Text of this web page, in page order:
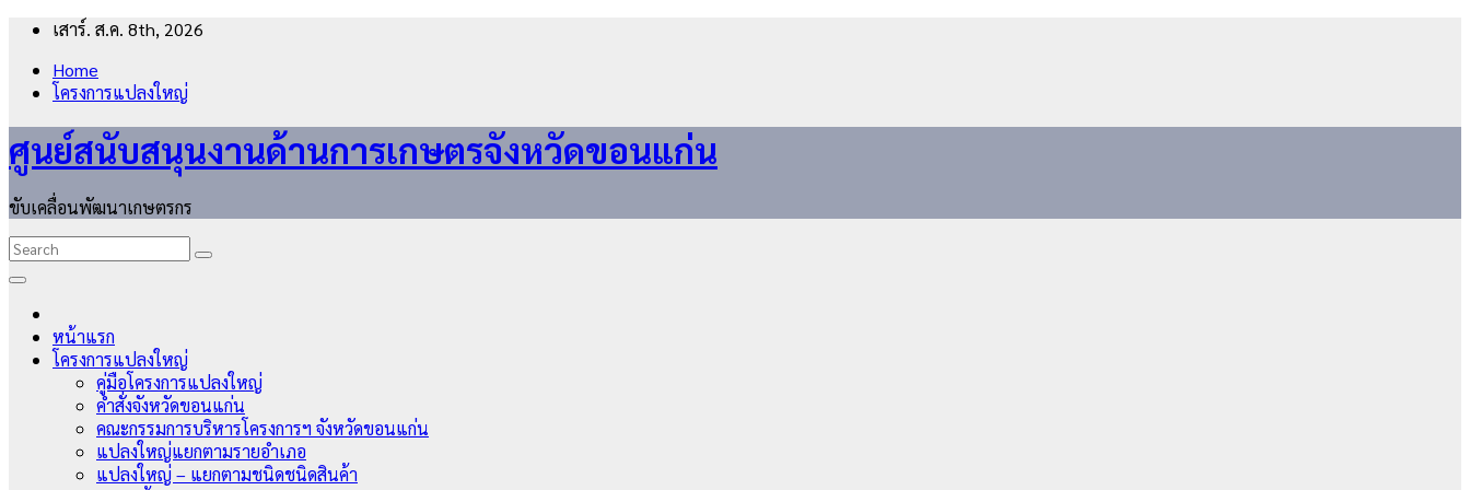
Skip
content
เสาร์. ส.ค. 8th, 2026
Home
โครงการแปลงใหญ่
ศูนย์สนับสนุนงานด้านการเกษตรจังหวัดขอนแก่น
ขับเคลื่อนพัฒนาเกษตรกร
หน้าแรก
โครงการแปลงใหญ่
คู่มือโครงการแปลงใหญ่
คำสั่งจังหวัดขอนแก่น
คณะกรรมการบริหารโครงการฯ จังหวัดขอนแก่น
แปลงใหญ่แยกตามรายอำเภอ
แปลงใหญ่ – แยกตามชนิดชนิดสินค้า